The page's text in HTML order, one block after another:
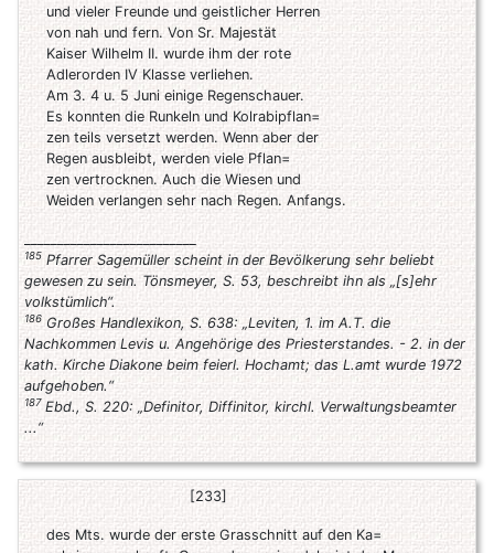
und vieler Freunde und geistlicher Herren
von nah und fern. Von Sr. Majestät
Kaiser Wilhelm II. wurde ihm der rote
Adlerorden IV Klasse verliehen.
Am 3. 4 u. 5 Juni einige Regenschauer.
Es konnten die Runkeln und Kolrabipflan=
zen teils versetzt werden. Wenn aber der
Regen ausbleibt, werden viele Pflan=
zen vertrocknen. Auch die Wiesen und
Weiden verlangen sehr nach Regen. Anfangs.
185 Pfarrer Sagemüller scheint in der Bevölkerung sehr beliebt
gewesen zu sein. Tönsmeyer, S. 53, beschreibt ihn als „[s]ehr
volkstümlich“.
186 Großes Handlexikon, S. 638: „Leviten, 1. im A.T. die
Nachkommen Levis u. Angehörige des Priesterstandes. - 2. in der
kath. Kirche Diakone beim feierl. Hochamt; das L.amt wurde 1972
aufgehoben.“
187Ebd., S. 220: „Definitor, Diffinitor, kirchl. Verwaltungsbeamter
...“
[233]
des Mts. wurde der erste Grasschnitt auf den Ka=